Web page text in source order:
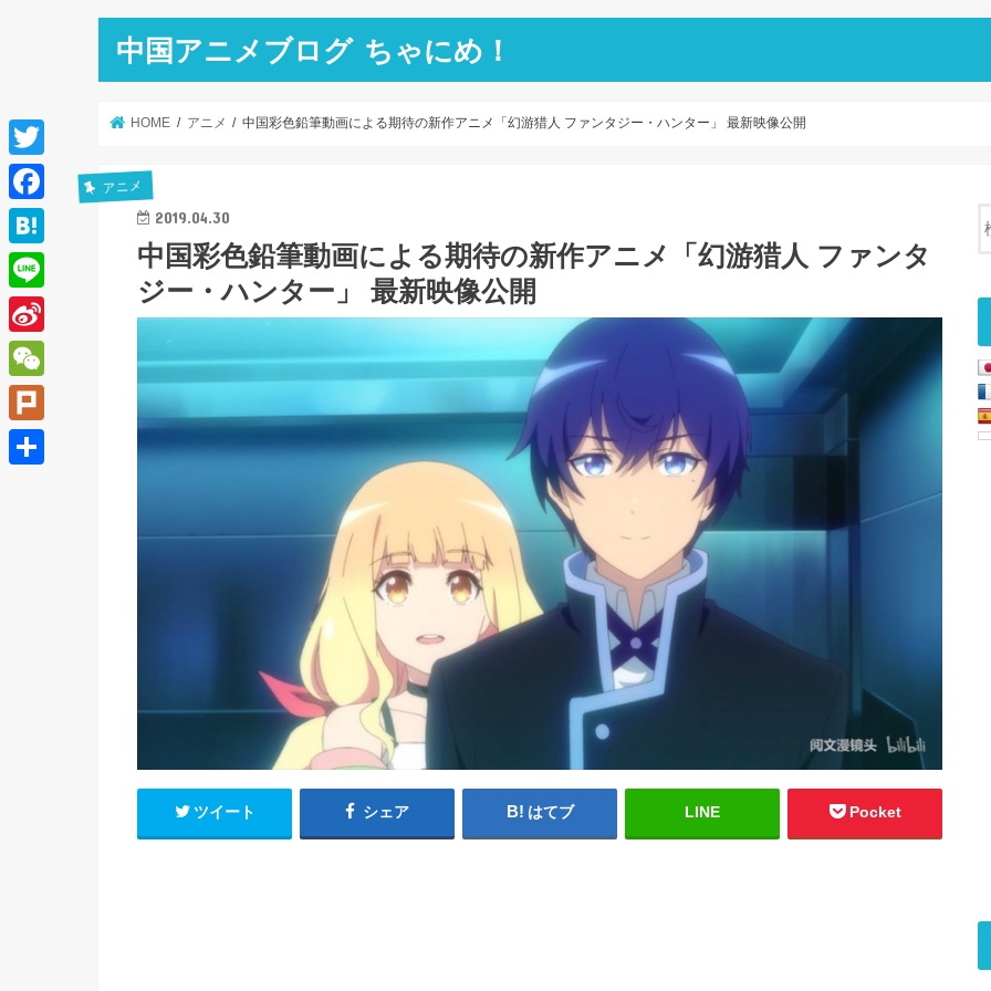
中国アニメブログ ちゃにめ！
HOME アニメ 中国彩色鉛筆動画による期待の新作アニメ「幻游猎人 ファンタジー・ハンター」 最新映像公開
アニメ
2019.04.30
中国彩色鉛筆動画による期待の新作アニメ「幻游猎人 ファンタ
ジー・ハンター」 最新映像公開
ツイート シェア はてブ LINE Pocket
T
w
i
t
e
r
F
a
c
e
b
o
o
k
H
a
t
e
a
L
i
n
e
S
i
n
a
W
e
C
P